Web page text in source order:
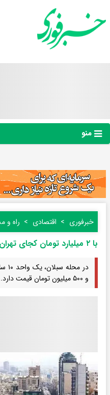
منو
خبرفوری اقتصادی راه و
با ۲ میلیارد تومان کجای تهران می‌توان خانه خرید؟
و ۵۰۰ میلیون تومان قیمت دارد.